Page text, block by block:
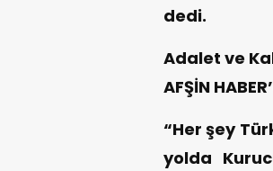
dedi.
Adalet ve
AFŞİN
“Her şey
yolda